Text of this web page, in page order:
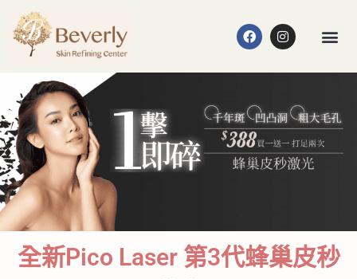
全新Pico Laser 第3代蜂巢皮秒